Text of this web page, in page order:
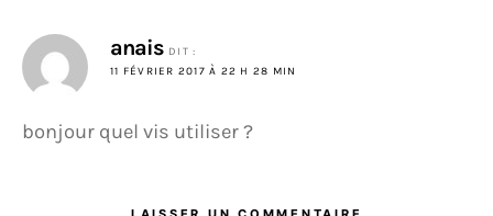
anais DIT :
11 FÉVRIER 2017 À 22 H 28 MIN
bonjour quel vis utiliser ?